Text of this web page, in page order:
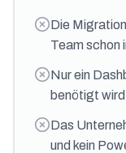
Die
Team schon
Nur ein
benötigt
Das
und kein